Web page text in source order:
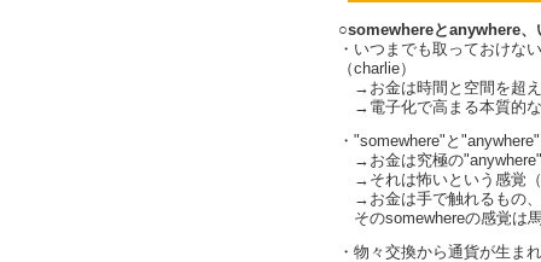
○somewhereとanywhere、
・いつまでも取っておけな
（charlie）
→お金は時間と空間を超
→電子化で高まる本質的
・"somewhere"と
→お金は究極の
→それは怖いという感覚
→お金は手で触れるもの、
そのsomewhereの感覚は
・物々交換から通貨が生ま